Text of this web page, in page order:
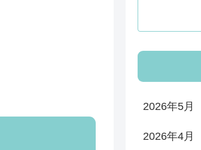
2026年5月
2026年4月